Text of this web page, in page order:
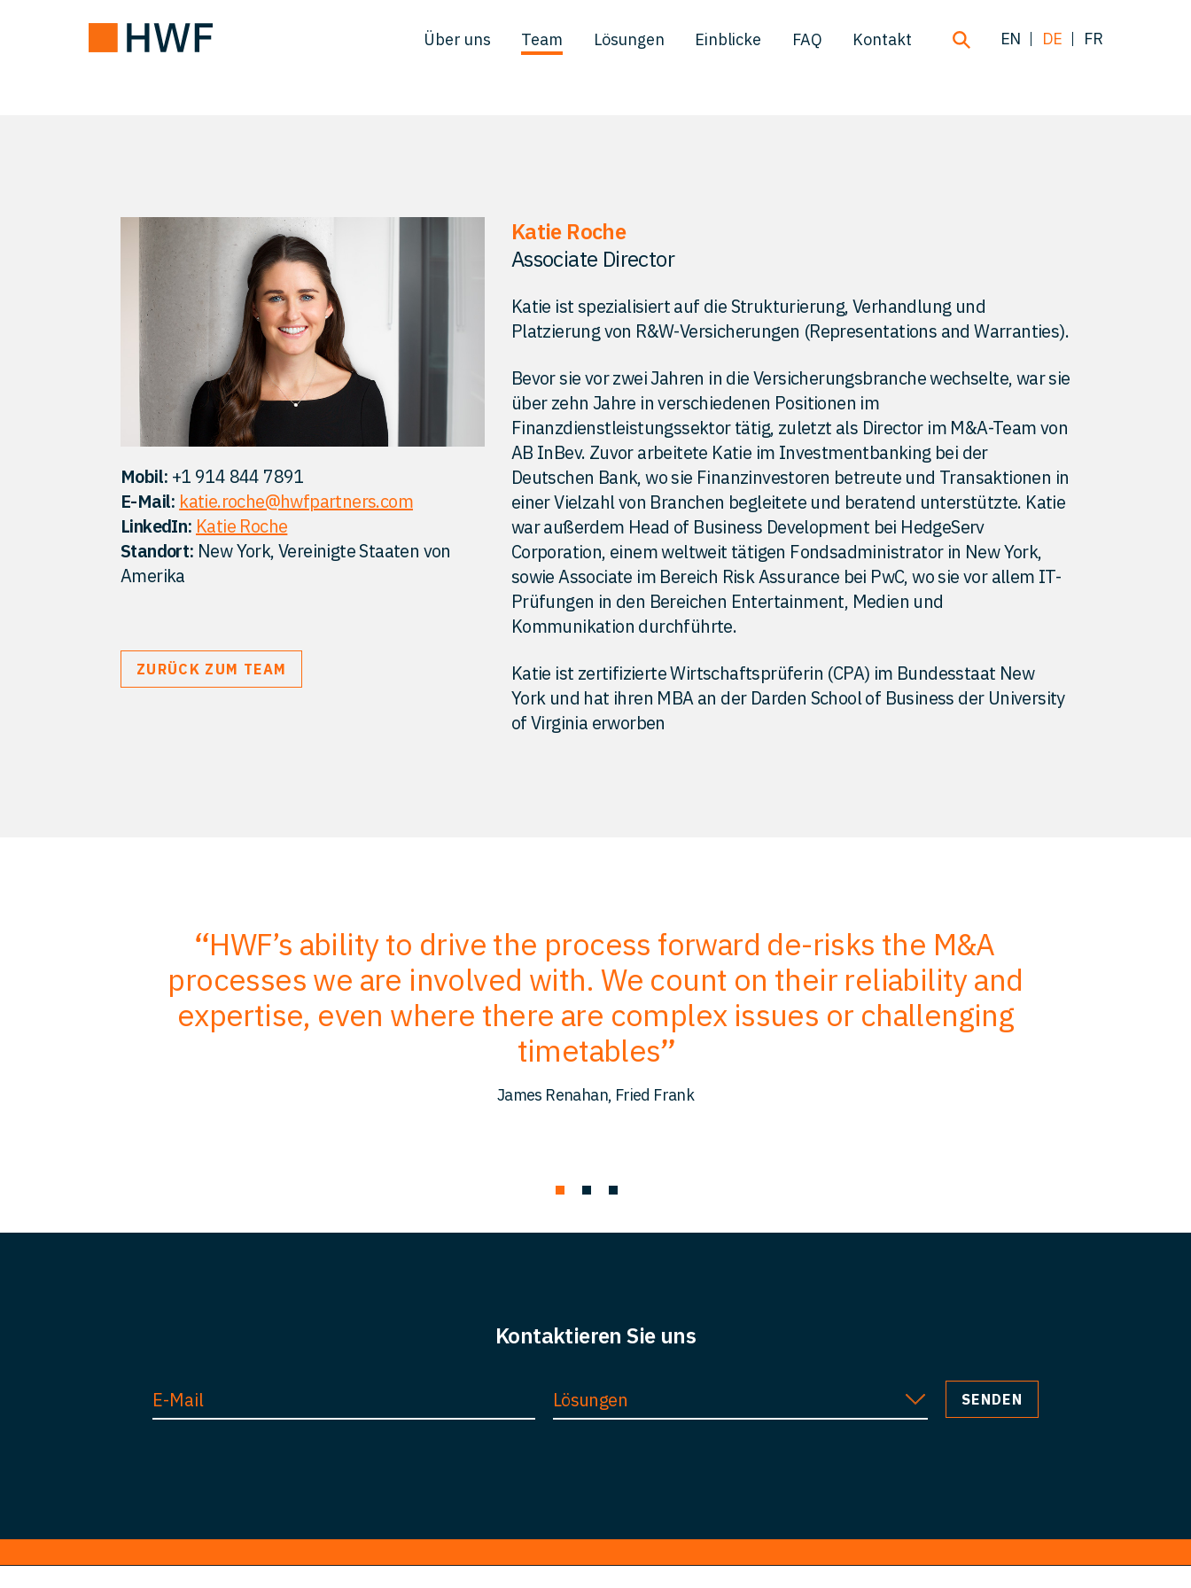
Über uns Team Lösungen Einblicke FAQ Kontakt EN DE FR
Mobil: +1 914 844 7891
E-Mail: katie.roche@hwfpartners.com
LinkedIn: Katie Roche
Standort: New York, Vereinigte Staaten von
Amerika
ZURÜCK ZUM TEAM
Katie Roche
Associate Director
Katie ist spezialisiert auf die Strukturierung, Verhandlung und
Platzierung von R&W-Versicherungen (Representations and Warranties).
Bevor sie vor zwei Jahren in die Versicherungsbranche wechselte, war sie
über zehn Jahre in verschiedenen Positionen im
Finanzdienstleistungssektor tätig, zuletzt als Director im M&A-Team von
AB InBev. Zuvor arbeitete Katie im Investmentbanking bei der
Deutschen Bank, wo sie Finanzinvestoren betreute und Transaktionen in
einer Vielzahl von Branchen begleitete und beratend unterstützte. Katie
war außerdem Head of Business Development bei HedgeServ
Corporation, einem weltweit tätigen Fondsadministrator in New York,
sowie Associate im Bereich Risk Assurance bei PwC, wo sie vor allem IT-
Prüfungen in den Bereichen Entertainment, Medien und
Kommunikation durchführte.
Katie ist zertifizierte Wirtschaftsprüferin (CPA) im Bundesstaat New
York und hat ihren MBA an der Darden School of Business der University
of Virginia erworben
HWF’s ability to drive the process forward de-risks the M&A
processes we are involved with. We count on their reliability and
expertise, even where there are complex issues or challenging
timetables
James Renahan, Fried Frank
Kontaktieren Sie uns
Lösungen